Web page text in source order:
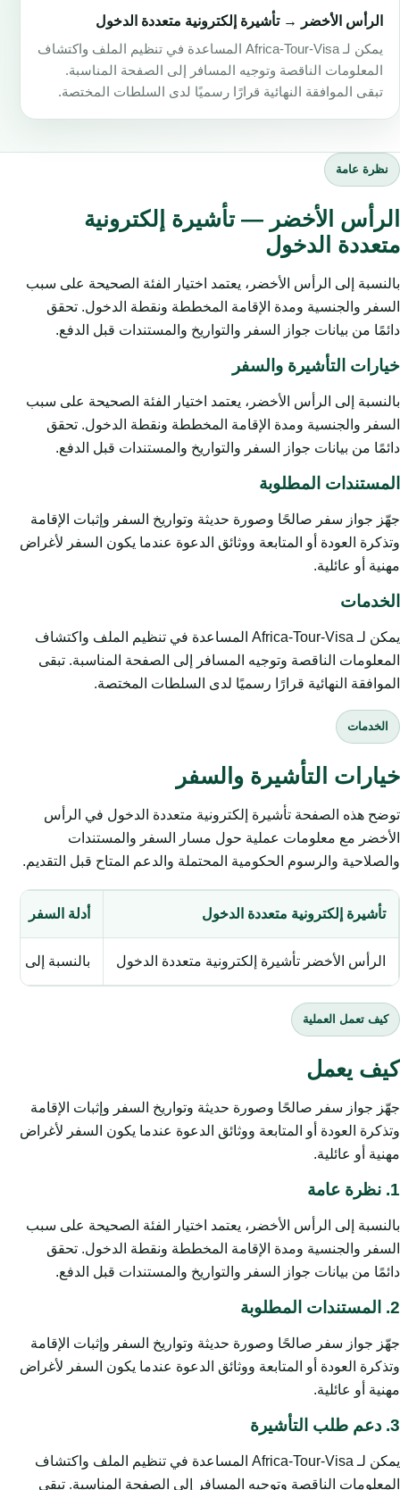
الرأس الأخضر → تأشيرة إلكترونية متعددة الدخول
يمكن لـ Africa-Tour-Visa المساعدة في تنظيم الملف واكتشاف
المعلومات الناقصة وتوجيه المسافر إلى الصفحة المناسبة.
تبقى الموافقة النهائية قرارًا رسميًا لدى السلطات المختصة.
نظرة عامة
الرأس الأخضر — تأشيرة إلكترونية
متعددة الدخول
بالنسبة إلى الرأس الأخضر، يعتمد اختيار الفئة الصحيحة على سبب
السفر والجنسية ومدة الإقامة المخططة ونقطة الدخول. تحقق
دائمًا من بيانات جواز السفر والتواريخ والمستندات قبل الدفع.
خيارات التأشيرة والسفر
بالنسبة إلى الرأس الأخضر، يعتمد اختيار الفئة الصحيحة على سبب
السفر والجنسية ومدة الإقامة المخططة ونقطة الدخول. تحقق
دائمًا من بيانات جواز السفر والتواريخ والمستندات قبل الدفع.
المستندات المطلوبة
جهّز جواز سفر صالحًا وصورة حديثة وتواريخ السفر وإثبات الإقامة
وتذكرة العودة أو المتابعة ووثائق الدعوة عندما يكون السفر لأغراض
مهنية أو عائلية.
الخدمات
يمكن لـ Africa-Tour-Visa المساعدة في تنظيم الملف واكتشاف
المعلومات الناقصة وتوجيه المسافر إلى الصفحة المناسبة. تبقى
الموافقة النهائية قرارًا رسميًا لدى السلطات المختصة.
الخدمات
خيارات التأشيرة والسفر
توضح هذه الصفحة تأشيرة إلكترونية متعددة الدخول في الرأس
الأخضر مع معلومات عملية حول مسار السفر والمستندات
والصلاحية والرسوم الحكومية المحتملة والدعم المتاح قبل التقديم.
تأشيرة إلكترونية متعددة الدخول أدلة السفر
الرأس الأخضر تأشيرة إلكترونية متعددة الدخول بالنسبة إلى
كيف تعمل العملية
كيف يعمل
جهّز جواز سفر صالحًا وصورة حديثة وتواريخ السفر وإثبات الإقامة
وتذكرة العودة أو المتابعة ووثائق الدعوة عندما يكون السفر لأغراض
مهنية أو عائلية.
1. نظرة عامة
بالنسبة إلى الرأس الأخضر، يعتمد اختيار الفئة الصحيحة على سبب
السفر والجنسية ومدة الإقامة المخططة ونقطة الدخول. تحقق
دائمًا من بيانات جواز السفر والتواريخ والمستندات قبل الدفع.
2. المستندات المطلوبة
جهّز جواز سفر صالحًا وصورة حديثة وتواريخ السفر وإثبات الإقامة
وتذكرة العودة أو المتابعة ووثائق الدعوة عندما يكون السفر لأغراض
مهنية أو عائلية.
3. دعم طلب التأشيرة
يمكن لـ Africa-Tour-Visa المساعدة في تنظيم الملف واكتشاف
المعلومات الناقصة وتوجيه المسافر إلى الصفحة المناسبة. تبقى